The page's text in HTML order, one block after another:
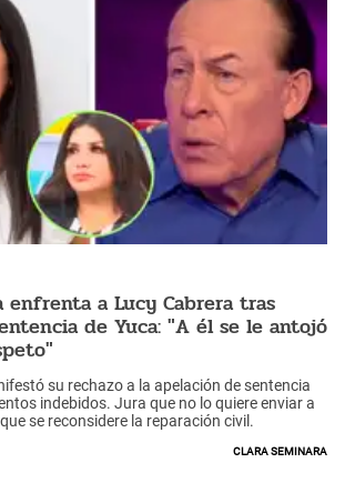
enfrenta a Lucy Cabrera tras
de Yuca: "A él se le antojó
su rechazo a la apelación de sentencia
indebidos. Jura que no lo quiere enviar a
se reconsidere la reparación civil.
Clara Seminara